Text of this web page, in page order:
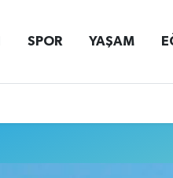
SPOR YAŞAM